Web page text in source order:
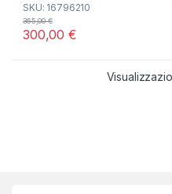
lavasuperfici T5
SKU: 16796210
300,00€
365,00€